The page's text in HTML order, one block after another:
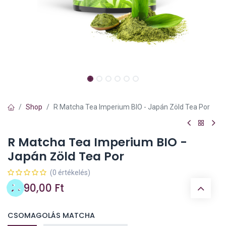
Shop R Matcha Tea Imperium BIO - Japán Zöld Tea Por
R Matcha Tea Imperium BIO -
Japán Zöld Tea Por
(0 értékelés)
6.990,00 Ft
CSOMAGOLÁS MATCHA